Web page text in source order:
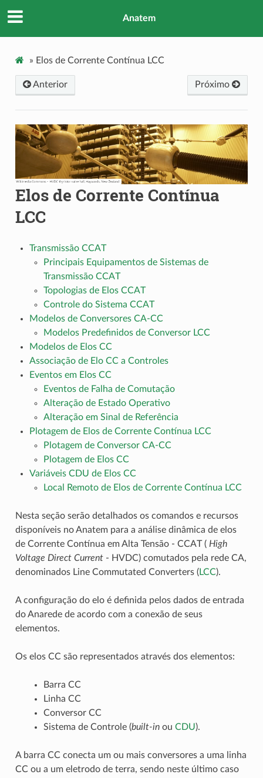
Anatem
» Elos de Corrente Contínua LCC
Próximo
Anterior
Elos de Corrente Contínua
LCC
Transmissão CCAT
Principais Equipamentos de Sistemas de
Transmissão CCAT
Topologias de Elos CCAT
Controle do Sistema CCAT
Modelos de Conversores CA-CC
Modelos Predefinidos de Conversor LCC
Modelos de Elos CC
Associação de Elo CC a Controles
Eventos em Elos CC
Eventos de Falha de Comutação
Alteração de Estado Operativo
Alteração em Sinal de Referência
Plotagem de Elos de Corrente Contínua LCC
Plotagem de Conversor CA-CC
Plotagem de Elos CC
Variáveis CDU de Elos CC
Local Remoto de Elos de Corrente Contínua LCC
Nesta seção serão detalhados os comandos e recursos
disponíveis no Anatem para a análise dinâmica de elos
de Corrente Contínua em Alta Tensão - CCAT ( High
Voltage Direct Current- HVDC) comutados pela rede CA,
denominados Line Commutated Converters (LCC).
A configuração do elo é definida pelos dados de entrada
do Anarede de acordo com a conexão de seus
elementos.
Os elos CC são representados através dos elementos:
Barra CC
Linha CC
Conversor CC
Sistema de Controle (built-inou CDU).
A barra CC conecta um ou mais conversores a uma linha
CC ou a um eletrodo de terra, sendo neste último caso